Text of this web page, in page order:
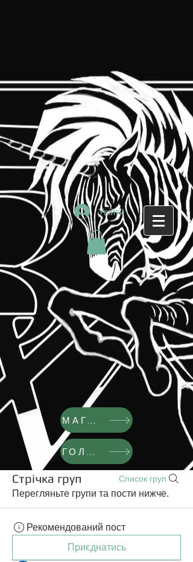
Увійти
МАГАЗИН
ГОЛОВНА
Стрічка груп Список груп
Перегляньте групи та пости нижче.
Рекомендований пост
Приєднатись